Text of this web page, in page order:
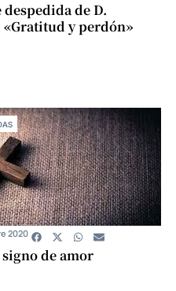
despedida de D.
«Gratitud y perdón»
de amor
2020